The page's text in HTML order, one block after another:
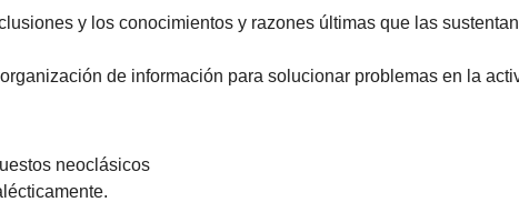
y los conocimientos y razones últimas que las
de información para solucionar problemas en la
neoclásicos